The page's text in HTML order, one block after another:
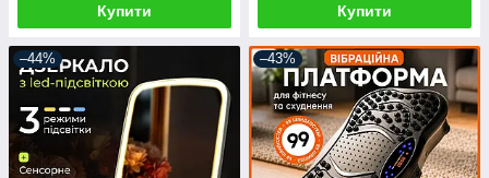
Купити Купити
–44% –43%